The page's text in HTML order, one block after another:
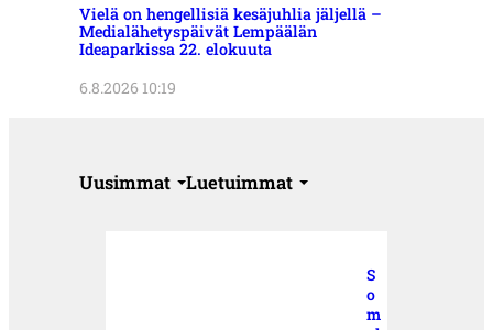
Vielä on hengellisiä kesäjuhlia jäljellä –
Medialähetyspäivät Lempäälän
Ideaparkissa 22. elokuuta
6.8.2026 10:19
Uusimmat Luetuimmat
S
o
m